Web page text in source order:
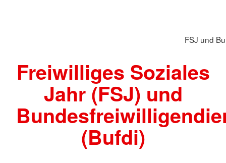
FSJ und
Freiwilliges Soziales
Jahr (FSJ) und
(Bufdi)